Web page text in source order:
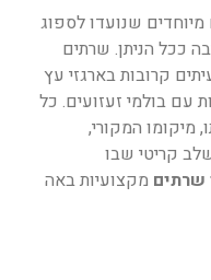
שנועדו לספוג
ככל הניתן. שרתים
קרובות בארגזי עץ
עם בולמי זעזועים. כל
מיקומו המקורי,
קריטי שבו
שרתים מקצועיות באה